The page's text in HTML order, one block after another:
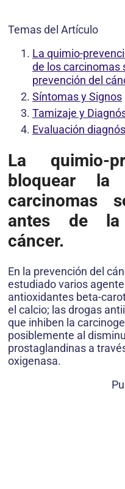
Temas del Artículo
La quimio-
de los carcinomas
prevención del
Síntomas y Signos
Tamizaje y
Evaluación
La quimio-
bloquear
carcinomas
antes de la
cáncer.
En la prevención del
estudiado varios
antioxidantes beta-
el calcio; las drogas
que inhiben la
posiblemente al
prostaglandinas a
oxigenasa.